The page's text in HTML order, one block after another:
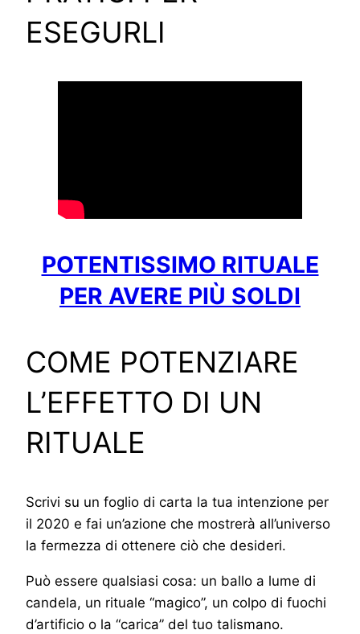
ESEGURLI
POTENTISSIMO RITUALE
PER AVERE PIÙ SOLDI
COME POTENZIARE
L’EFFETTO DI UN
RITUALE
Scrivi su un foglio di carta la tua intenzione per
il 2020 e fai un’azione che mostrerà all’universo
la fermezza di ottenere ciò che desideri.
Può essere qualsiasi cosa: un ballo a lume di
candela, un rituale “magico”, un colpo di fuochi
d’artificio o la “carica” del tuo talismano.